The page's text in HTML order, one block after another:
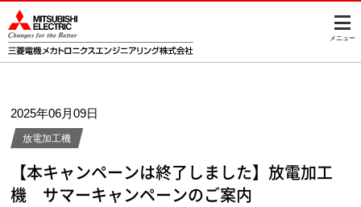
メニュー
2025年06月09日
放電加工機
【本キャンペーンは終了しました】放電加工
機 サマーキャンペーンのご案内